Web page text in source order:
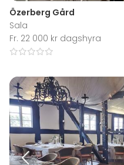
Özerberg Gård
Sala
Fr. 22 000 kr dagshyra